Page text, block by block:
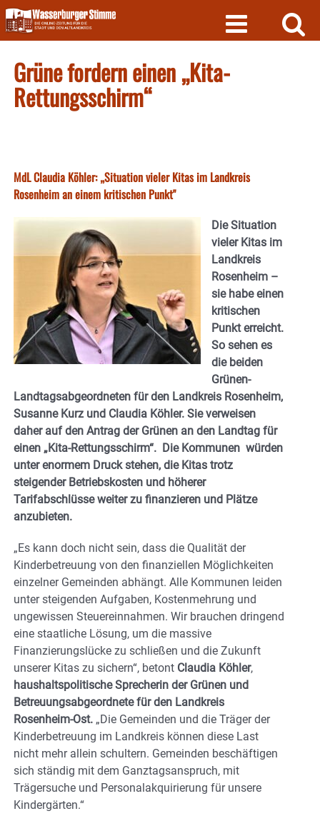
Skip
to
content
Grüne fordern einen „Kita-
Rettungsschirm“
MdL Claudia Köhler: „Situation vieler Kitas im Landkreis
Rosenheim an einem kritischen Punkt"
Die Situation
vieler Kitas im
Landkreis
Rosenheim –
sie habe einen
kritischen
Punkt erreicht.
So sehen es
die beiden
Grünen-
Landtagsabgeordneten für den Landkreis Rosenheim,
Susanne Kurz und Claudia Köhler. Sie verweisen
daher auf den Antrag der Grünen an den Landtag für
einen „Kita-Rettungsschirm“. Die Kommunen würden
unter enormem Druck stehen, die Kitas trotz
steigender Betriebskosten und höherer
Tarifabschlüsse weiter zu finanzieren und Plätze
anzubieten.
„Es kann doch nicht sein, dass die Qualität der
Kinderbetreuung von den finanziellen Möglichkeiten
einzelner Gemeinden abhängt. Alle Kommunen leiden
unter steigenden Aufgaben, Kostenmehrung und
ungewissen Steuereinnahmen. Wir brauchen dringend
eine staatliche Lösung, um die massive
Finanzierungslücke zu schließen und die Zukunft
unserer Kitas zu sichern“, betont Claudia Köhler,
haushaltspolitische Sprecherin der Grünen und
Betreuungsabgeordnete für den Landkreis
Rosenheim-Ost. „Die Gemeinden und die Träger der
Kinderbetreuung im Landkreis können diese Last
nicht mehr allein schultern. Gemeinden beschäftigen
sich ständig mit dem Ganztagsanspruch, mit
Trägersuche und Personalakquirierung für unsere
Kindergärten.“